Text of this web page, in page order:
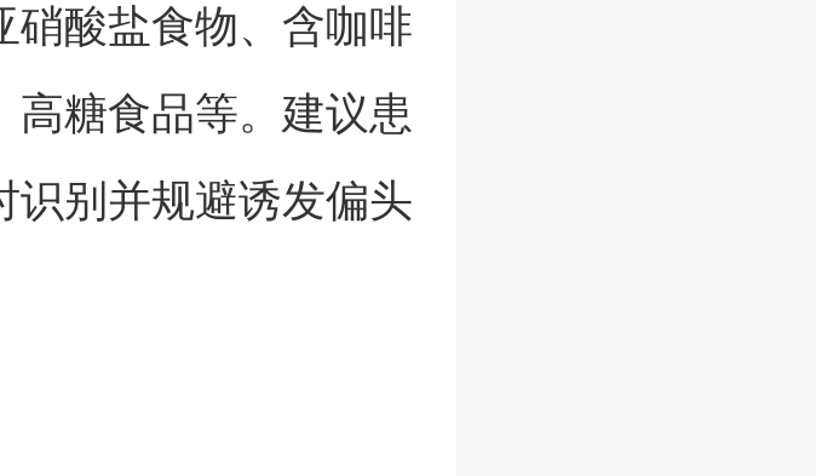
硝酸盐食物、含咖啡
高糖食品等。建议患
识别并规避诱发偏头